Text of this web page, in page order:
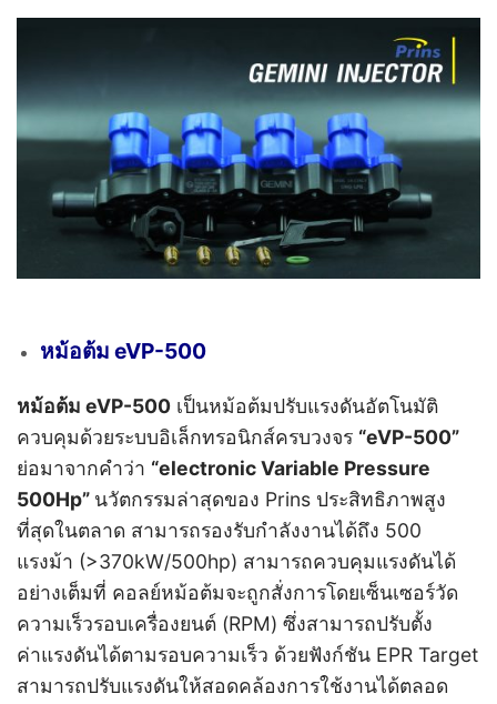
หม้อต้ม eVP-500
หม้อต้ม eVP-500 เป็นหม้อต้มปรับแรงดันอัตโนมัติ
ควบคุมด้วยระบบอิเล็กทรอนิกส์ครบวงจร “eVP-500”
ย่อมาจากคำว่า “electronic Variable Pressure
500Hp” นวัตกรรมล่าสุดของ Prins ประสิทธิภาพสูง
ที่สุดในตลาด สามารถรองรับกำลังงานได้ถึง 500
แรงม้า (>370kW/500hp) สามารถควบคุมแรงดันได้
อย่างเต็มที่ คอลย์หม้อต้มจะถูกสั่งการโดยเซ็นเซอร์วัด
ความเร็วรอบเครื่องยนต์ (RPM) ซึ่งสามารถปรับตั้ง
ค่าแรงดันได้ตามรอบความเร็ว ด้วยฟังก์ชัน EPR Target
สามารถปรับแรงดันให้สอดคล้องการใช้งานได้ตลอด